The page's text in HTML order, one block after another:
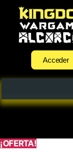
Acceder
¡OFERTA!